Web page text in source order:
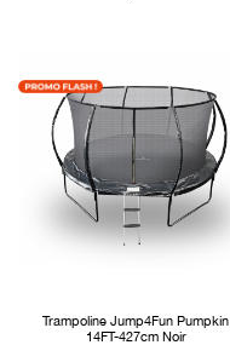
Trampoline Jump4Fun Pumpkin
14FT-427cm Noir